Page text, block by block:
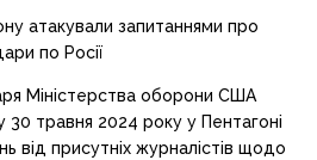
Міністерства оборони США
30 травня 2024 року у Пентагоні
від присутніх журналістів щодо